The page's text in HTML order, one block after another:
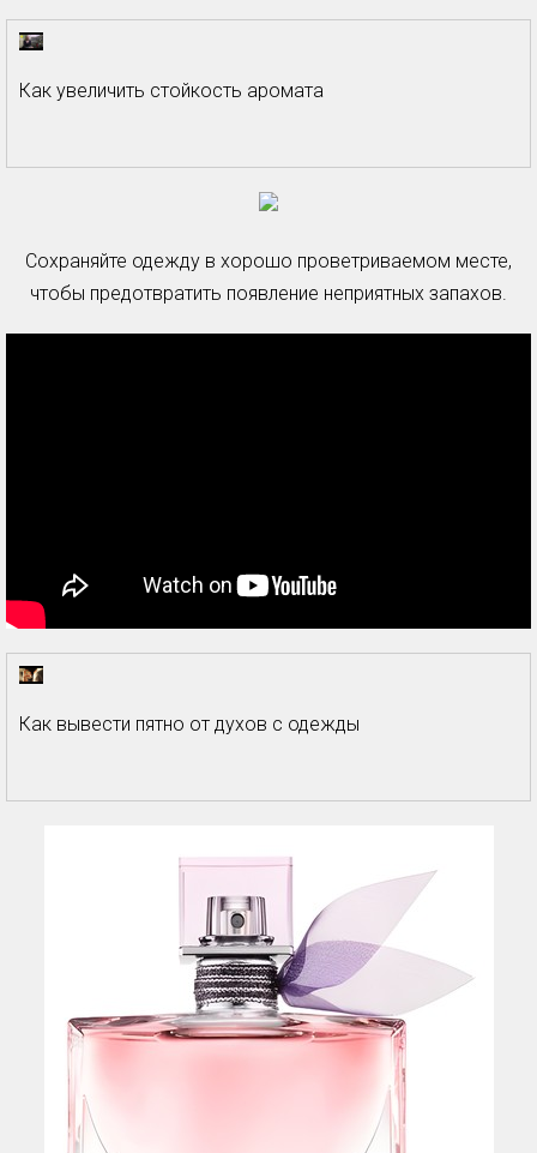
Как увеличить стойкость аромата
Сохраняйте одежду в хорошо проветриваемом месте,
чтобы предотвратить появление неприятных запахов.
Как вывести пятно от духов с одежды